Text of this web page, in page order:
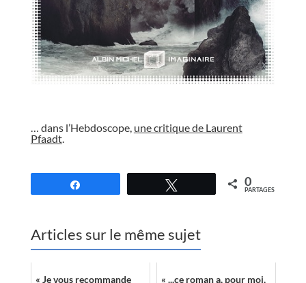
… dans l’Hebdoscope, une critique de Laurent
Pfaadt.
0
PARTAGES
Articles sur le même sujet
« Je vous recommande
« ...ce roman a, pour moi,